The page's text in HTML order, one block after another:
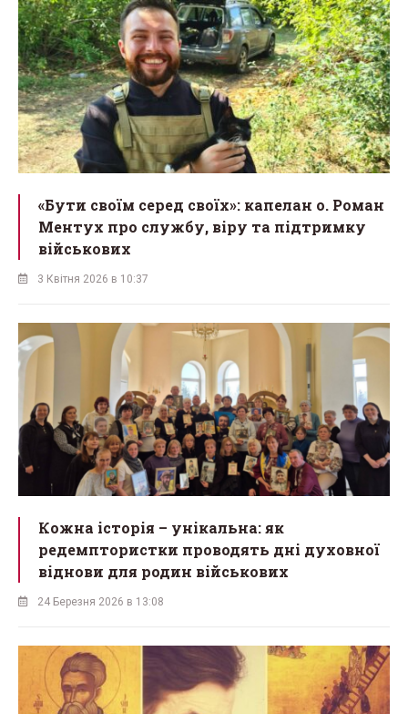
«Бути своїм серед своїх»: капелан о. Роман
Ментух про службу, віру та підтримку
військових
3 Квітня 2026 в 10:37
Кожна історія – унікальна: як
редемптористки проводять дні духовної
віднови для родин військових
24 Березня 2026 в 13:08